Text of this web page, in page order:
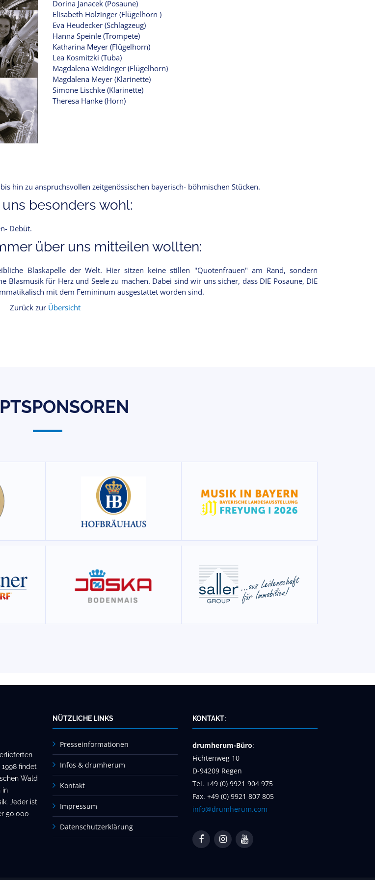
Dorina Janacek (Posaune)
Elisabeth Holzinger (Flügelhorn )
Eva Heudecker (Schlagzeug)
Hanna Speinle (Trompete)
Katharina Meyer (Flügelhorn)
Lea Kosmitzki (Tuba)
Magdalena Weidinger (Flügelhorn)
Magdalena Meyer (Klarinette)
Simone Lischke (Klarinette)
Theresa Hanke (Horn)
hin zu anspruchsvollen zeitgenössischen bayerisch- böhmischen Stücken.
besonders wohl:
Debüt.
über uns mitteilen wollten:
Blaskapelle der Welt. Hier sitzen keine stillen "Quotenfrauen" am Rand, sondern
für Herz und Seele zu machen. Dabei sind wir uns sicher, dass DIE Posaune, DIE
mit dem Femininum ausgestattet worden sind.
Zurück zur Übersicht
findet
Wald
in
Jeder ist
50.000
NÜTZLICHE LINKS
Presseinformationen
Infos & drumherum
Kontakt
Impressum
Datenschutzerklärung
KONTAKT:
drumherum-Büro:
Fichtenweg 10
D-94209 Regen
Tel. +49 (0) 9921 904 975
Fax. +49 (0) 9921 807 805
info@drumherum.com